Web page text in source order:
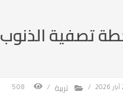
تصفية الذنوب
/ تربية /